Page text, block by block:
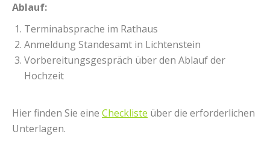
Ablauf:
Terminabsprache im Rathaus
Anmeldung Standesamt in Lichtenstein
Vorbereitungsgespräch über den Ablauf der
Hochzeit
Hier finden Sie eine Checkliste über die erforderlichen
Unterlagen.